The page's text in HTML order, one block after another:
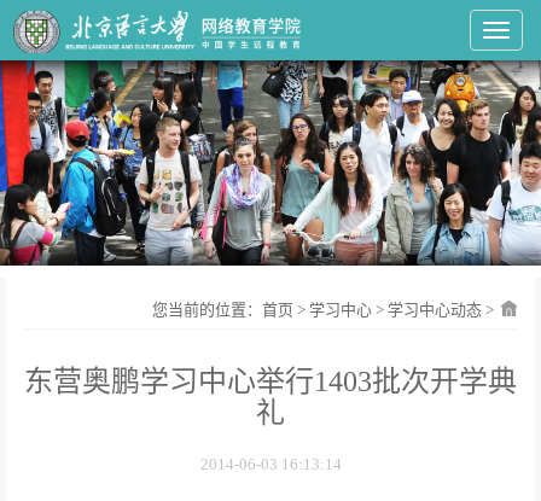
Toggle
您当前的位置： 首页 > 学习中心 > 学习中心动态 >
东营奥鹏学习中心举行1403批次开学典
礼
2014-06-03 16:13:14